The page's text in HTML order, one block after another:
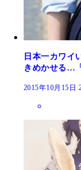
日本一カワイ
きめかせる…
2015年10月15日